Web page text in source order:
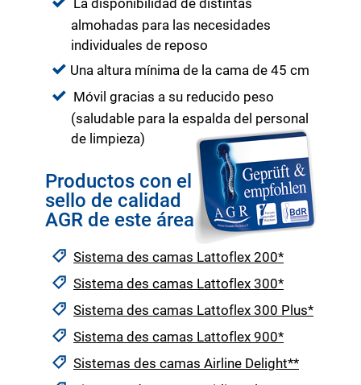
La disponibilidad de distintas
almohadas para las necesidades
individuales de reposo
Una altura mínima de la cama de 45 cm
Móvil gracias a su reducido peso
(saludable para la espalda del personal
de limpieza)
Productos con el
sello de calidad
AGR de este área
Sistema des camas Lattoflex 200*
Sistema des camas Lattoflex 300*
Sistema des camas Lattoflex 300 Plus*
Sistema des camas Lattoflex 900*
Sistemas des camas Airline Delight**